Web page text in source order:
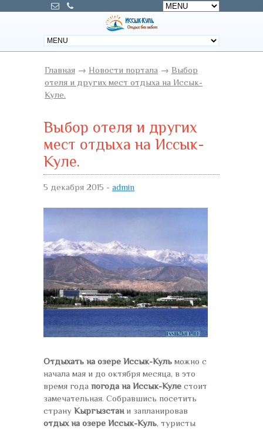
Главная → Новости портала → Выбор
отеля и других мест отдыха на Иссык-
Куле.
Выбор отеля и других
мест отдыха на Иссык-
Куле.
5 декабря 2015 - admin
Отдыхать на озере Иссык-Куль можно с
начала мая и до октября месяца, в это
время года погода на Иссык-Куле стоит
замечательная. Собравшись посетить
страну Кыргызстан и запланировав
отдых на озере Иссык-Куль, туристы